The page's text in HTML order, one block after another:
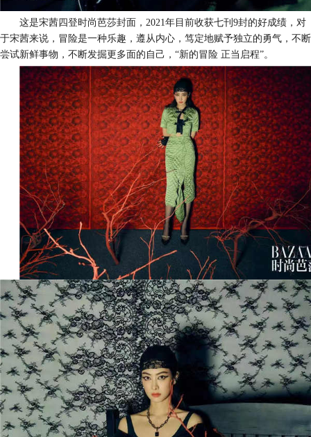
这是宋茜四登时尚芭莎封面， 2021年目前收获七刊9封的好成绩，对
于宋茜来说，冒险是一种乐趣，遵从内心，笃定地赋予独立的勇气，不断
尝试新鲜事物，不断发掘更多面的自己，“新的冒险 正当启程”。